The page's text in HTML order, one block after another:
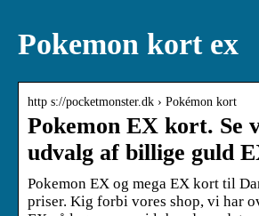
Pokemon kort ex
http s://pocketmonster.dk › Pokémon kort
Pokemon EX kort. Se
udvalg af billige guld
Pokemon EX og mega EX kort til
priser. Kig forbi vores shop, vi har